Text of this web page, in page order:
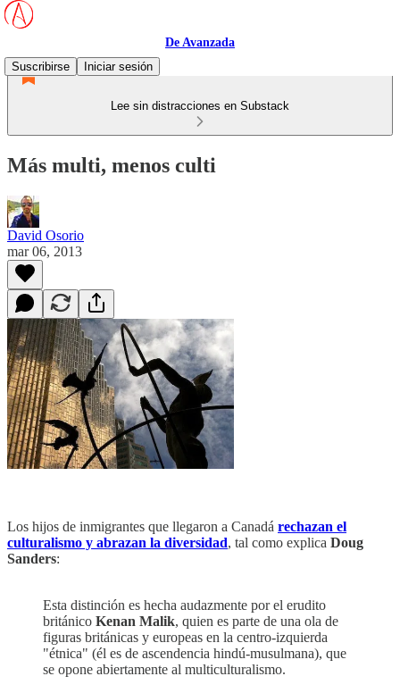
De Avanzada
Suscribirse
Iniciar sesión
Lee sin distracciones en Substack
Más multi, menos culti
David Osorio
mar 06, 2013
Los hijos de inmigrantes que llegaron a Canadá rechazan el
culturalismo y abrazan la diversidad, tal como explica Doug
Sanders:
Esta distinción es hecha audazmente por el erudito
británico Kenan Malik, quien es parte de una ola de
figuras británicas y europeas en la centro-izquierda
"étnica" (él es de ascendencia hindú-musulmana), que
se opone abiertamente al multiculturalismo.